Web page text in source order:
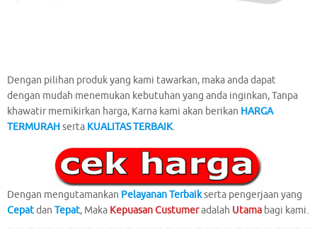
Dengan pilihan produk yang kami tawarkan, maka anda dapat
dengan mudah menemukan kebutuhan yang anda inginkan, Tanpa
khawatir memikirkan harga, Karna kami akan berikan HARGA
TERMURAHserta KUALITAS TERBAIK.
Dengan mengutamankan Pelayanan Terbaikserta pengerjaan yang
Cepatdan Tepat, Maka KepuasanCustumeradalah Utama bagi kami.